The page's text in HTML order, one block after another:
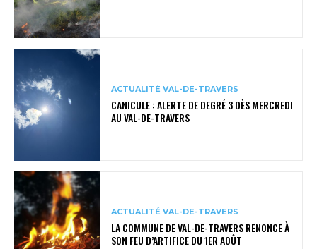
ACTUALITÉ VAL-DE-TRAVERS
CANICULE : ALERTE DE DEGRÉ 3 DÈS MERCREDI
AU VAL-DE-TRAVERS
ACTUALITÉ VAL-DE-TRAVERS
LA COMMUNE DE VAL-DE-TRAVERS RENONCE À
SON FEU D’ARTIFICE DU 1ER AOÛT